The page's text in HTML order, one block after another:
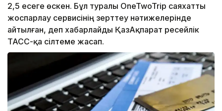
2,5 есеге өскен. Бұл туралы OneTwoTrip саяхатты
жоспарлау сервисінің зерттеу нәтижелерінде
айтылған, деп хабарлайды ҚазАқпарат ресейлік
ТАСС-қа сілтеме жасап.